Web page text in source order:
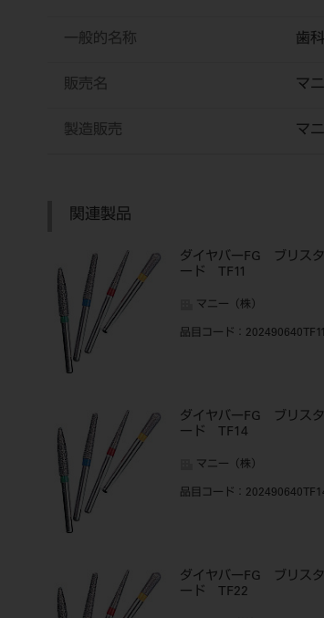
一般的名称 歯
販売名 マ
製造販売 マ
関連製品
ダイヤバーFG ブリス
ード TF11
マニー（株）
品目コード ：202490640TF11
ダイヤバーFG ブリス
ード TF14
マニー（株）
品目コード ：
ダイヤバーFG ブリス
ード TF22